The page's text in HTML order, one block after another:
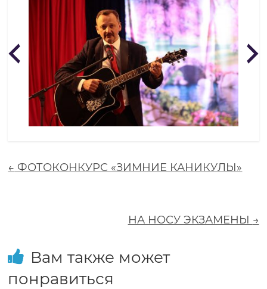
я
ш
л
а
← ФОТОКОНКУРС «ЗИМНИЕ КАНИКУЛЫ»
НА НОСУ ЭКЗАМЕНЫ →
Вам также может
понравиться